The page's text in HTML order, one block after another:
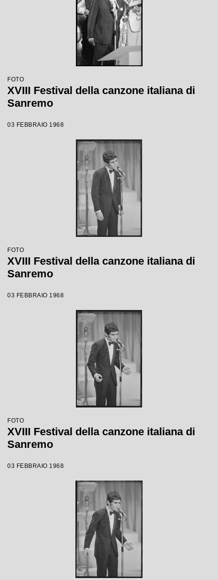
FOTO
XVIII Festival della canzone italiana di
Sanremo
03 FEBBRAIO 1968
FOTO
XVIII Festival della canzone italiana di
Sanremo
03 FEBBRAIO 1968
FOTO
XVIII Festival della canzone italiana di
Sanremo
03 FEBBRAIO 1968